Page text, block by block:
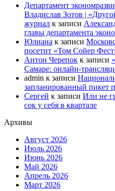
Департамент
Владислав Зотов |
журнал к записи
главы департамента
Юлиана к записи
посетит «Том Сойер
Антон Черепок к записи
Самаре: онлайн-
admin к записи
запланированный пикет
Сергей к записи Или не
сок у себя в квартале
Архивы
Август 2026
Июль 2026
Июнь 2026
Май 2026
Апрель 2026
Март 2026